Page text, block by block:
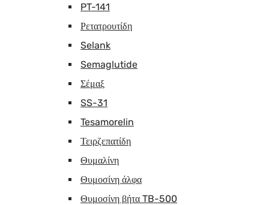
PT-141
Ρετατρουτίδη
Selank
Semaglutide
Σέμαξ
SS-31
Tesamorelin
Τειρζεπατίδη
Θυμαλίνη
Θυμοσίνη άλφα
Θυμοσίνη βήτα TB-500